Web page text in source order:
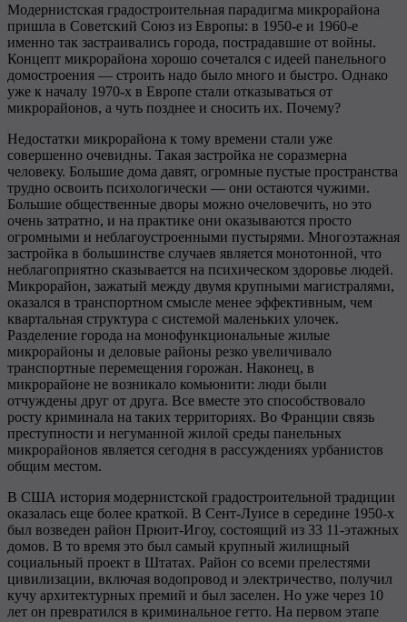
Модернистская градостроительная парадигма микрорайона
пришла в Советский Союз из Европы: в 1950-е и 1960-е
именно так застраивались города, пострадавшие от войны.
Концепт микрорайона хорошо сочетался с идеей панельного
домостроения — строить надо было много и быстро. Однако
уже к началу 1970-х в Европе стали отказываться от
микрорайонов, а чуть позднее и сносить их. Почему?
Недостатки микрорайона к тому времени стали уже
совершенно очевидны. Такая застройка не соразмерна
человеку. Большие дома давят, огромные пустые пространства
трудно освоить психологически — они остаются чужими.
Большие общественные дворы можно очеловечить, но это
очень затратно, и на практике они оказываются просто
огромными и неблагоустроенными пустырями. Многоэтажная
застройка в большинстве случаев является монотонной, что
неблагоприятно сказывается на психическом здоровье людей.
Микрорайон, зажатый между двумя крупными магистралями,
оказался в транспортном смысле менее эффективным, чем
квартальная структура с системой маленьких улочек.
Разделение города на монофункциональные жилые
микрорайоны и деловые районы резко увеличивало
транспортные перемещения горожан. Наконец, в
микрорайоне не возникало комьюнити: люди были
отчуждены друг от друга. Все вместе это способствовало
росту криминала на таких территориях. Во Франции связь
преступности и негуманной жилой среды панельных
микрорайонов является сегодня в рассуждениях урбанистов
общим местом.
В США история модернистской градостроительной традиции
оказалась еще более краткой. В Сент-Луисе в середине 1950-х
был возведен район Прюит-Игоу, состоящий из 33 11-этажных
домов. В то время это был самый крупный жилищный
социальный проект в Штатах. Район со всеми прелестями
цивилизации, включая водопровод и электричество, получил
кучу архитектурных премий и был заселен. Но уже через 10
лет он превратился в криминальное гетто. На первом этапе